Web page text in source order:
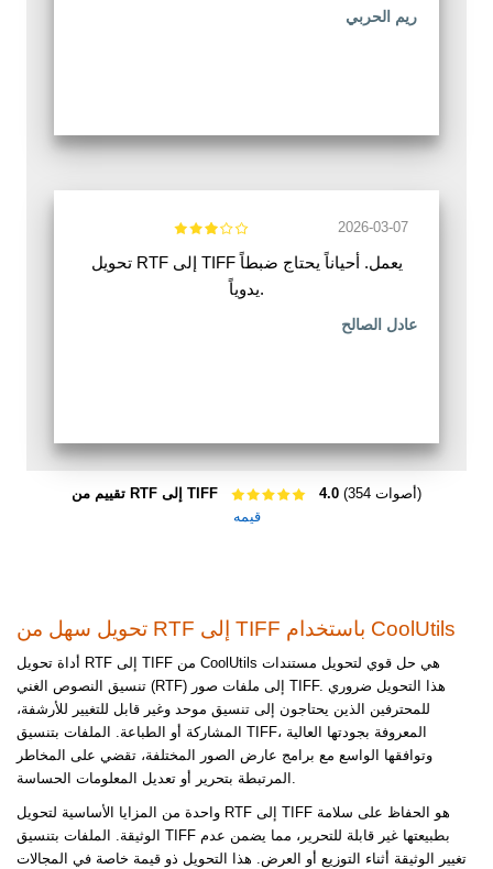
ريم الحربي
2026-03-07
تحويل RTF إلى TIFF يعمل. أحياناً يحتاج ضبطاً
يدوياً.
عادل الصالح
تقييم من RTF إلى TIFF 4.0
(354 أصوات)
قيمه
تحويل سهل من RTF إلى TIFF باستخدام CoolUtils
أداة تحويل RTF إلى TIFF من CoolUtils هي حل قوي لتحويل مستندات
تنسيق النصوص الغني (RTF) إلى ملفات صور TIFF. هذا التحويل ضروري
للمحترفين الذين يحتاجون إلى تنسيق موحد وغير قابل للتغيير للأرشفة،
المشاركة أو الطباعة. الملفات بتنسيق TIFF، المعروفة بجودتها العالية
وتوافقها الواسع مع برامج عارض الصور المختلفة، تقضي على المخاطر
المرتبطة بتحرير أو تعديل المعلومات الحساسة.
واحدة من المزايا الأساسية لتحويل RTF إلى TIFF هو الحفاظ على سلامة
الوثيقة. الملفات بتنسيق TIFF بطبيعتها غير قابلة للتحرير، مما يضمن عدم
تغيير الوثيقة أثناء التوزيع أو العرض. هذا التحويل ذو قيمة خاصة في المجالات